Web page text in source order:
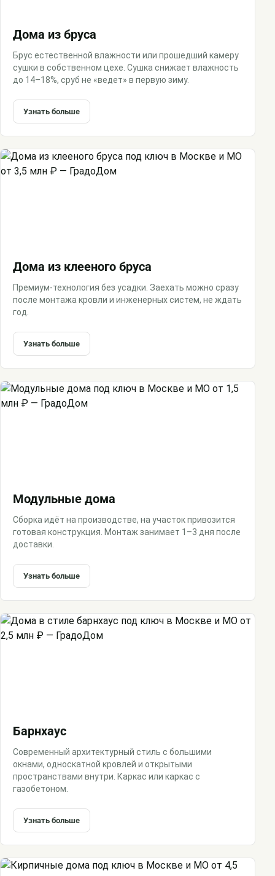
Дома из бруса
Брус естественной влажности или прошедший камеру
сушки в собственном цехе. Сушка снижает влажность
до 14–18%, сруб не «ведет» в первую зиму.
Узнать больше
Дома из клееного бруса
Премиум-технология без усадки. Заехать можно сразу
после монтажа кровли и инженерных систем, не ждать
год.
Узнать больше
Модульные дома
Сборка идёт на производстве, на участок привозится
готовая конструкция. Монтаж занимает 1–3 дня после
доставки.
Узнать больше
Барнхаус
Современный архитектурный стиль с большими
окнами, односкатной кровлей и открытыми
пространствами внутри. Каркас или каркас с
газобетоном.
Узнать больше